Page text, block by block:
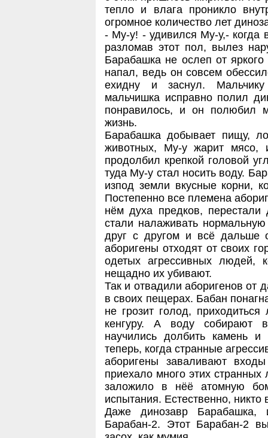
тепло и влага проникло
огромное количество лет
- Му-у! - удивился Му-у,- когда
разломав этот пол, вылез
Барабашка не ослеп от
напал, ведь он совсем
ехидну и заснул.
мальчишка исправно полил
понравилось, и он полюбил
жизнь.
Барабашка добывает пищу,
животных, Му-у жарит мясо,
продолбил крепкой головой
туда Му-у стал носить воду.
изпод земли вкусные корни,
Постепенно все племена
нём духа предков,
стали налаживать нормальную
друг с другом и всё дальше
аборигены отходят от своих
одетых агрессивных людей,
нещадно их убивают.
Так и отвадили аборигенов от
в своих пещерах. Бабан
не грозит голод,
кенгуру. А воду собирают
научились долбить камень
теперь, когда странные
аборигены заваливают
приехало много этих
заложило в нёё атомную
испытания. Естественно, никто
Даже динозавр
Барабан-2. Этот Барабан-2